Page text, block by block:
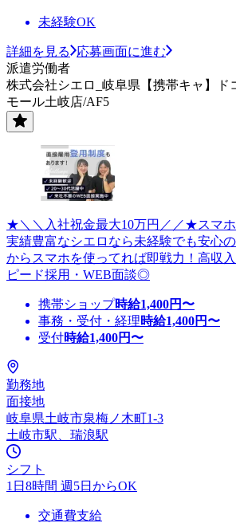
未経験OK
詳細を見る
応募画面に進む
派遣労働者
株式会社シエロ_岐阜県【携帯キャ】ド
モール土岐店/AF5
★＼＼入社祝金最大10万円／／★スマ
実績豊富なシエロなら未経験でも安心
からスマホを使ってれば即戦力！高収
ピード採用・WEB面談◎
携帯ショップ時給1,400円〜
事務・受付・経理時給1,400円〜
受付時給1,400円〜
勤務地
面接地
岐阜県土岐市泉梅ノ木町1-3
土岐市駅、瑞浪駅
シフト
1日8時間 週5日からOK
交通費支給